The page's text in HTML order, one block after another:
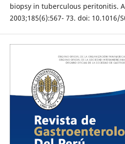
biopsy in tuberculous peritonitis.
2003;185(6):567- 73. doi: 10.1016/